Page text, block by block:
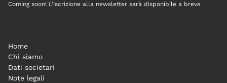
Coming soon! L'iscrizione alla newsletter sarà disponibile a breve
Home
Chi siamo
Dati societari
Note legali